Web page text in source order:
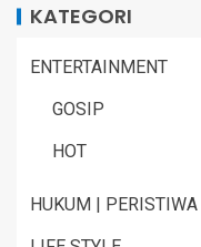
KATEGORI
ENTERTAINMENT
GOSIP
HOT
HUKUM | PERISTIWA